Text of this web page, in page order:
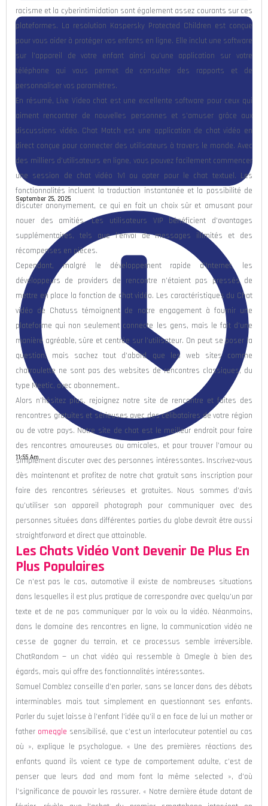
September 25, 2025
11:55 Am
racisme et la cyberintimidation sont également assez courants sur ces
plateformes. La resolution Kaspersky Protected Children est conçue
pour vous aider à protéger vos enfants en ligne. Elle inclut une software
sur l’appareil de votre enfant ainsi qu’une application sur votre
téléphone qui vous permet de consulter des rapports et de
personnaliser vos paramètres.
En résumé, Live Video chat est une excellente software pour ceux qui
aiment rencontrer de nouvelles personnes et s’amuser grâce aux
discussions vidéo. Chat Match est une application de chat vidéo en
direct conçue pour connecter des utilisateurs à travers le monde. Avec
des milliers d’utilisateurs en ligne, vous pouvez facilement commencer
une session de chat vidéo 1v1 ou opter pour le chat textuel. Les
fonctionnalités incluent la traduction instantanée et la possibilité de
discuter anonymement, ce qui en fait un choix sûr et amusant pour
nouer des amitiés. Les utilisateurs VIP bénéficient d’avantages
supplémentaires, tels que l’envoi de messages illimités et des
récompenses en pièces.
Cependant, malgré le développement rapide d’Internet, les
développeurs de providers de rencontre n’étaient pas pressés de
mettre en place la fonction de chat vidéo. Les caractéristiques du Chat
vidéo de Chatuss témoignent de notre engagement à fournir une
plateforme qui non seulement connecte les gens, mais le fait d’une
manière agréable, sûre et centrée sur l’utilisateur. On peut se poser la
question, mais sachez tout d’abord que les web sites comme
chatroulette ne sont pas des websites de rencontres classiques, du
type Meetic, avec abonnement..
Alors n’hésitez plus, rejoignez notre site de rencontre et faites des
rencontres gratuites et sérieuses avec des célibataires de votre région
ou de votre pays. Notre site de chat est le meilleur endroit pour faire
des rencontres amoureuses ou amicales, et pour trouver l’amour ou
simplement discuter avec des personnes intéressantes. Inscrivez-vous
dès maintenant et profitez de notre chat gratuit sans inscription pour
faire des rencontres sérieuses et gratuites. Nous sommes d’avis
qu’utiliser son appareil photograph pour communiquer avec des
personnes situées dans différentes parties du globe devrait être aussi
straightforward et direct que attainable.
Les Chats Vidéo Vont Devenir De Plus En
Plus Populaires
Ce n’est pas le cas, automotive il existe de nombreuses situations
dans lesquelles il est plus pratique de correspondre avec quelqu’un par
texte et de ne pas communiquer par la voix ou la vidéo. Néanmoins,
dans le domaine des rencontres en ligne, la communication vidéo ne
cesse de gagner du terrain, et ce processus semble irréversible.
ChatRandom — un chat vidéo qui ressemble à Omegle à bien des
égards, mais qui offre des fonctionnalités intéressantes.
Samuel Comblez conseille d’en parler, sans se lancer dans des débats
interminables mais tout simplement en questionnant ses enfants.
Parler du sujet laisse à l’enfant l’idée qu’il a en face de lui un mother or
father omeqgle sensibilisé, que c’est un interlocuteur potentiel au cas
où », explique le psychologue. « Une des premières réactions des
enfants quand ils voient ce type de comportement adulte, c’est de
penser que leurs dad and mom font la même selected », d’où
l’significance de pouvoir les rassurer. « Notre dernière étude datant de